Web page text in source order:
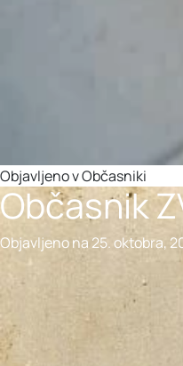
Objavljeno vObčasniki
Občasnik
Objavljeno na25. oktobra,